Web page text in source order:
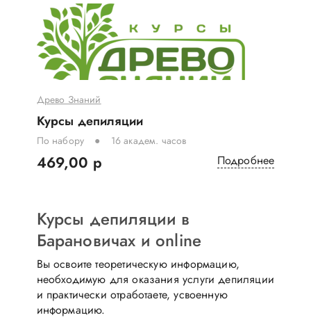
Древо Знаний
Курсы депиляции
По набору 16 академ. часов
469,00 р Подробнее
Курсы депиляции в
Барановичах и online
Вы освоите теоретическую информацию,
необходимую для оказания услуги депиляции
и практически отработаете, усвоенную
информацию.